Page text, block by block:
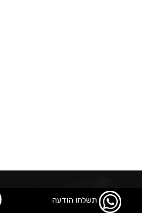
תשלחו הודעה